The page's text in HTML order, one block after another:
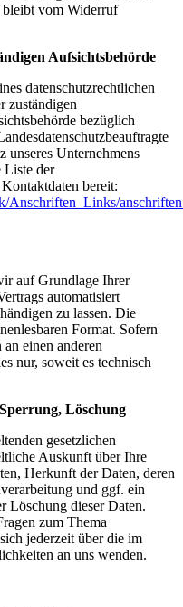
vom Widerruf
Aufsichtsbehörde
datenschutzrechtlichen
zuständigen
bezüglich
unseres Unternehmens
Liste der
bereit:
Anschriften_Links/
auf Grundlage Ihrer
automatisiert
zu lassen. Die
Format. Sofern
einen anderen
nur, soweit es technisch
Löschung
gesetzlichen
Auskunft über Ihre
Herkunft der Daten, deren
und ggf. ein
Löschung dieser Daten.
zum Thema
jederzeit über die im
an uns wenden.